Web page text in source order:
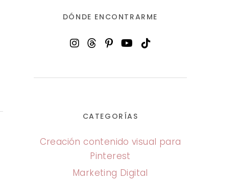
DÓNDE ENCONTRARME
CATEGORÍAS
Creación contenido visual para
Pinterest
Marketing Digital